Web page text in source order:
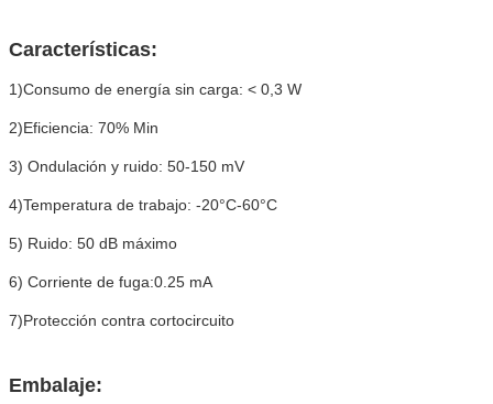
Características:
1)Consumo de energía sin carga: < 0,3 W
2)Eficiencia: 70% Min
3) Ondulación y ruido: 50-150 mV
4)Temperatura de trabajo: -20°C-60°C
5) Ruido: 50 dB máximo
6) Corriente de fuga:0.25 mA
7)Protección contra cortocircuito
Embalaje: